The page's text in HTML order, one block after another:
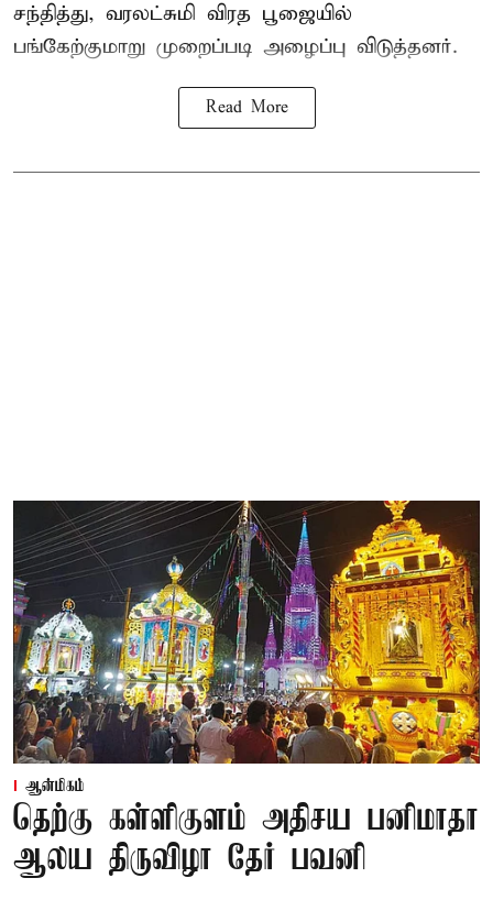
சந்தித்து, வரலட்சுமி விரத பூஜையில்
பங்கேற்குமாறு முறைப்படி அழைப்பு விடுத்தனர்.
Read More
ஆன்மிகம்
தெற்கு கள்ளிகுளம் அதிசய பனிமாதா
ஆலய திருவிழா தேர் பவனி